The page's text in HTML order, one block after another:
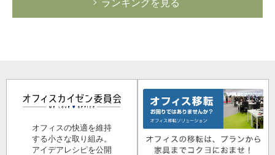
オフィスの快適を維持
する小さな取り組み。
アイデアレシピを公開